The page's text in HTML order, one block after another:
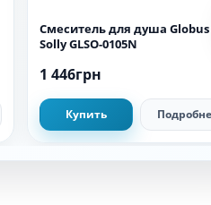
Смеситель для душа Globus
Solly GLSO-0105N
1 446грн
Купить